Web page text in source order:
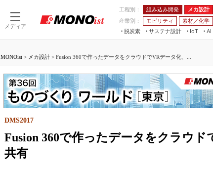
メディア
工程別： 組み込み開発 メカ設計
産業別：
モビリティ 素材／化学
脱炭素
サステナ設計
IoT
つながる工場
つながるサービス
AI
AI×設備保全
Physical AI
JIMTOF
組込み/エッジ
展＆IoT/5Gソ
IIFES
国際ロボット展
TECHNO-
5G
VR
フィ
組
MONOist > メカ設計 > Fusion 360で作ったデータをクラウドでVRデータ化、...
Fusion 360で作ったデータをクラウド
共有
DMS2017